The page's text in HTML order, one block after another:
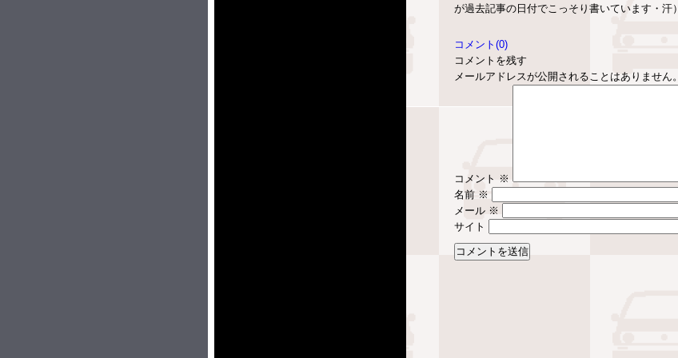
が過去記事の日付でこっそり書いています・汗）
コメント(0)
コメントを残す
メールアドレスが公開されることはありません。
コメント ※
名前 ※
メール ※
サイト